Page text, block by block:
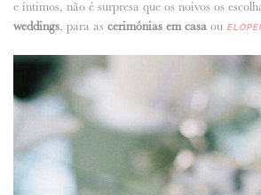
e íntimos, não é surpresa que os noivos os
weddings, para as cerimónias em casa ou